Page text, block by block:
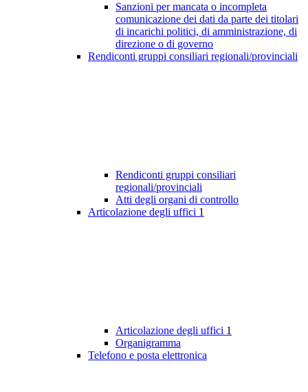
Sanzioni per mancata o incompleta
comunicazione dei dati da parte dei titolari
di incarichi politici, di amministrazione, di
direzione o di governo
Rendiconti gruppi consiliari regionali/provinciali
Rendiconti gruppi consiliari
regionali/provinciali
Atti degli organi di controllo
Articolazione degli uffici 1
Articolazione degli uffici 1
Organigramma
Telefono e posta elettronica